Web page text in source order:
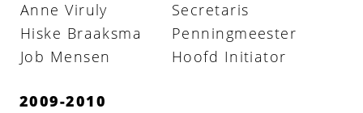
Anne Viruly
Secretaris
Hiske Braaksma
Penningmeester
Job Mensen
Hoofd Initiator
2009-2010